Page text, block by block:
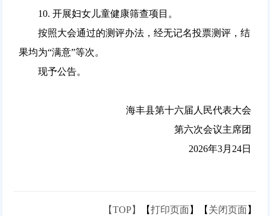
10. 开展妇女儿童健康筛查项目。
按照大会通过的测评办法，经无记名投票测评，结
果均为“满意”等次。
现予公告。
海丰县第十六届人民代表大会
第六次会议主席团
2026年3月24日
【TOP】 【打印页面】【 关闭页面】